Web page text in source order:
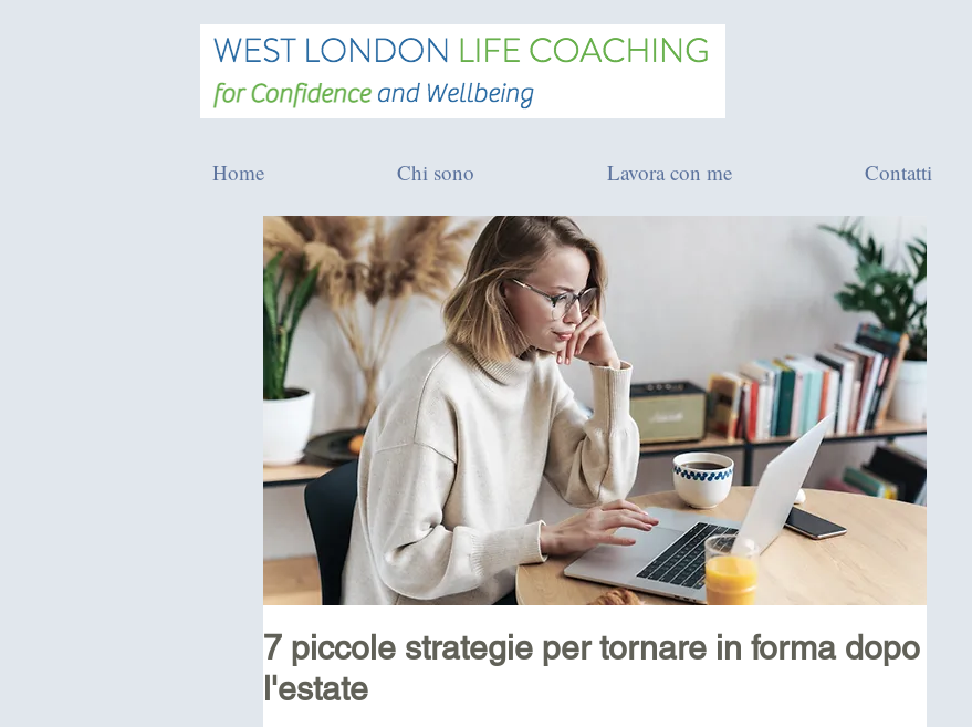
Home Chi sono Lavora con me Contatti
7 piccole strategie per tornare in forma dopo
l'estate